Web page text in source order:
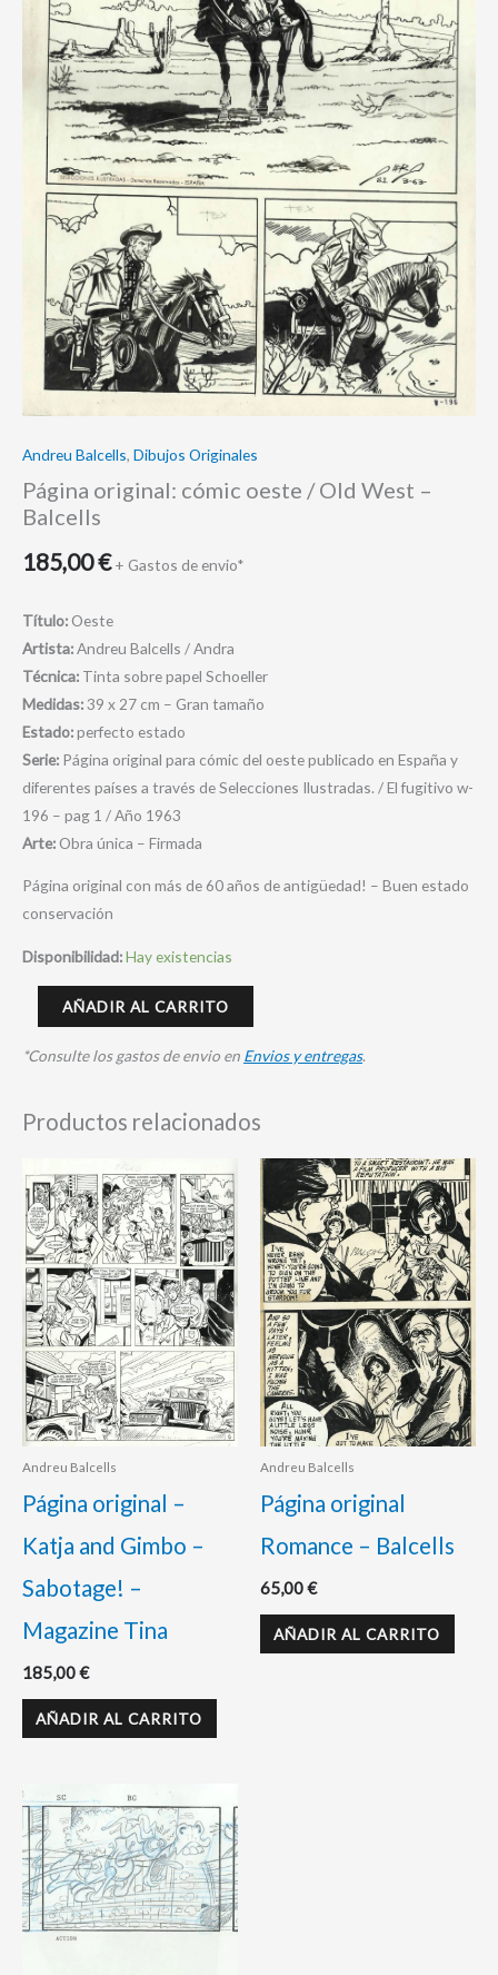
Andreu Balcells, Dibujos Originales
Página original: cómic oeste / Old West –
Balcells
185,00€ + Gastos de envio*
Título: Oeste
Artista:Andreu Balcells / Andra
Técnica: Tinta sobre papel Schoeller
Medidas:39 x 27 cm – Gran tamaño
Estado:perfecto estado
Serie: Página original para cómic del oeste publicado en España y
diferentes países a través de Selecciones Ilustradas. / El fugitivo w-
196 – pag 1 / Año 1963
Arte: Obra única – Firmada
Página original con más de 60 años de antigüedad! – Buen estado
conservación
Disponibilidad:Hay existencias
cantidad
AÑADIR AL CARRITO
*Consulte los gastos de envio en Envios y entregas.
Productos relacionados
Andreu Balcells
Página original –
Katja and Gimbo –
Sabotage! –
Magazine Tina
185,00€
AÑADIR AL CARRITO
Andreu Balcells
Página original
Romance – Balcells
65,00€
AÑADIR AL CARRITO